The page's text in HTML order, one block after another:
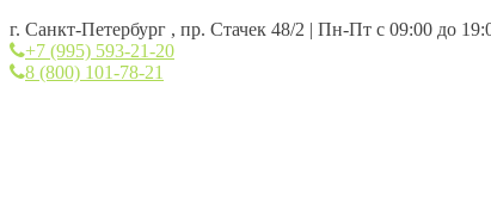
г. Санкт-Петербург , пр. Стачек 48/2 | Пн-Пт с 09:00 до
+7 (995) 593-21-20
8 (800) 101-78-21